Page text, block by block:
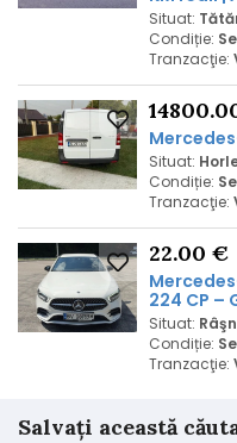
Situat:
Condiție:
Tranzacţie:
Mercedes
Situat:
Condiție:
Tranzacţie:
22.00 €
Mercedes
224 CP –
Situat:
Condiție:
Tranzacţie:
Salvați această